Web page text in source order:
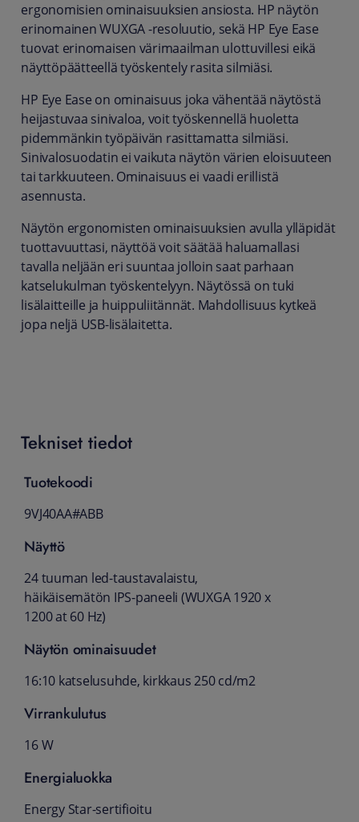
ergonomisien ominaisuuksien ansiosta. HP näytön
erinomainen WUXGA -resoluutio, sekä HP Eye Ease
tuovat erinomaisen värimaailman ulottuvillesi eikä
näyttöpäätteellä työskentely rasita silmiäsi.
HP Eye Ease on ominaisuus joka vähentää näytöstä
heijastuvaa sinivaloa, voit työskennellä huoletta
pidemmänkin työpäivän rasittamatta silmiäsi.
Sinivalosuodatin ei vaikuta näytön värien eloisuuteen
tai tarkkuuteen. Ominaisuus ei vaadi erillistä
asennusta.
Näytön ergonomisten ominaisuuksien avulla ylläpidät
tuottavuuttasi, näyttöä voit säätää haluamallasi
tavalla neljään eri suuntaa jolloin saat parhaan
katselukulman työskentelyyn. Näytössä on tuki
lisälaitteille ja huippuliitännät. Mahdollisuus kytkeä
jopa neljä USB-lisälaitetta.
Tekniset tiedot
Tuotekoodi
9VJ40AA#ABB
Näyttö
24 tuuman led-taustavalaistu,
häikäisemätön IPS-paneeli (WUXGA 1920 x
1200 at 60 Hz)
Näytön ominaisuudet
16:10 katselusuhde, kirkkaus 250 cd/m2
Virrankulutus
16 W
Energialuokka
Energy Star-sertifioitu